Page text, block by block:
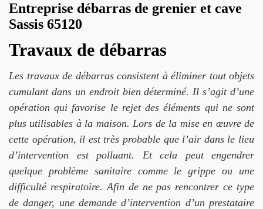
Entreprise débarras de grenier et cave
Sassis 65120
Travaux de débarras
Les travaux de débarras consistent à éliminer tout objets
cumulant dans un endroit bien déterminé. Il s’agit d’une
opération qui favorise le rejet des éléments qui ne sont
plus utilisables à la maison. Lors de la mise en œuvre de
cette opération, il est très probable que l’air dans le lieu
d’intervention est polluant. Et cela peut engendrer
quelque problème sanitaire comme le grippe ou une
difficulté respiratoire. Afin de ne pas rencontrer ce type
de danger, une demande d’intervention d’un prestataire